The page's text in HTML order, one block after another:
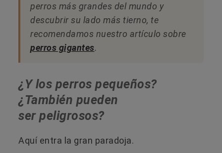
perros más grandes del mundo y
descubrir su lado más tierno, te
recomendamos nuestro artículo sobre
perros gigantes.
¿Y los perros pequeños?
¿También pueden
ser peligrosos?
Aquí entra la gran paradoja.